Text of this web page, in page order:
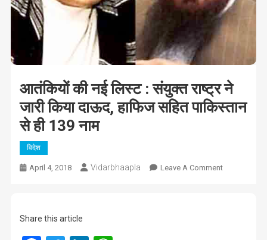
आतंकियों की नई लिस्ट : संयुक्त राष्ट्र ने
जारी किया दाऊद, हाफिज सहित पाकिस्तान
से ही 139 नाम
विदेश
April 4, 2018 Vidarbhaapla Leave A CommentOn
Share this article